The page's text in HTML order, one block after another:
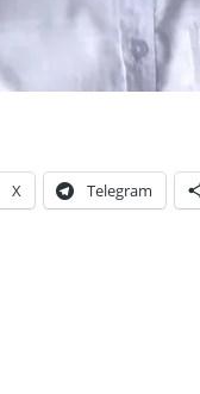
X Telegram